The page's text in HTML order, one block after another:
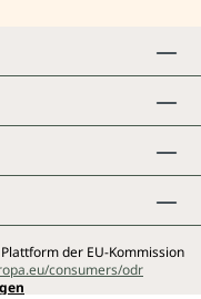
der EU-Kommission
consumers/odr